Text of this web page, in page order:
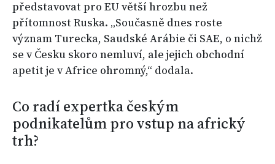
představovat pro EU větší hrozbu než
přítomnost Ruska. „Současně dnes roste
význam Turecka, Saudské Arábie či SAE, o nichž
se v Česku skoro nemluví, ale jejich obchodní
apetit je v Africe ohromný,“ dodala.
Co radí expertka českým
podnikatelům pro vstup na africký
trh?